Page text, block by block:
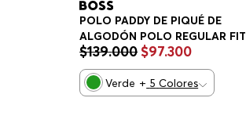
POLO PADDY DE PIQUÉ DE
ALGODÓN POLO REGULAR FIT
HOMBRE
$139.000 $97.300
Verde + 5 Colores